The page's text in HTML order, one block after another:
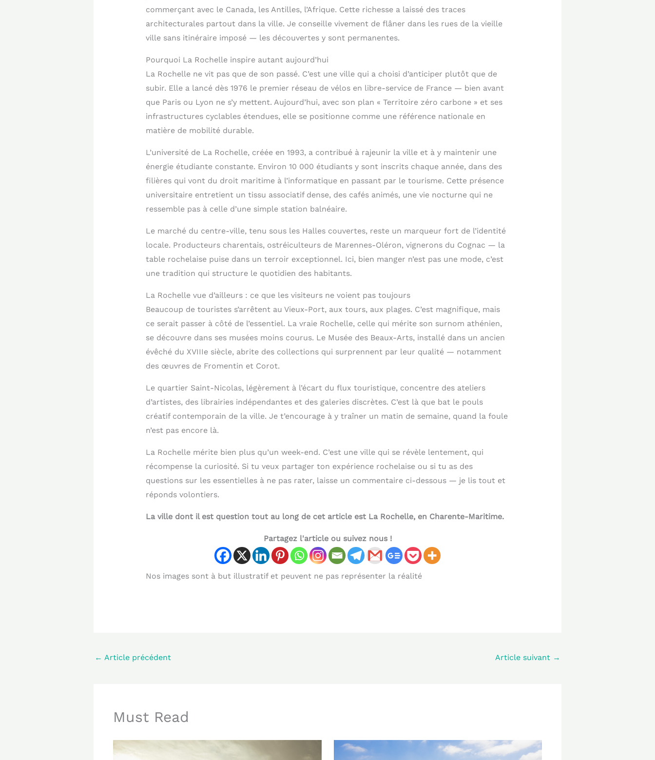
commerçant avec le Canada, les Antilles, l’Afrique. Cette richesse a laissé des traces
architecturales partout dans la ville. Je conseille vivement de flâner dans les rues de la vieille
ville sans itinéraire imposé — les découvertes y sont permanentes.
Pourquoi La Rochelle inspire autant aujourd’hui
La Rochelle ne vit pas que de son passé. C’est une ville qui a choisi d’anticiper plutôt que de
subir. Elle a lancé dès 1976 le premier réseau de vélos en libre-service de France — bien avant
que Paris ou Lyon ne s’y mettent. Aujourd’hui, avec son plan « Territoire zéro carbone » et ses
infrastructures cyclables étendues, elle se positionne comme une référence nationale en
matière de mobilité durable.
L’université de La Rochelle, créée en 1993, a contribué à rajeunir la ville et à y maintenir une
énergie étudiante constante. Environ 10 000 étudiants y sont inscrits chaque année, dans des
filières qui vont du droit maritime à l’informatique en passant par le tourisme. Cette présence
universitaire entretient un tissu associatif dense, des cafés animés, une vie nocturne qui ne
ressemble pas à celle d’une simple station balnéaire.
Le marché du centre-ville, tenu sous les Halles couvertes, reste un marqueur fort de l’identité
locale. Producteurs charentais, ostréiculteurs de Marennes-Oléron, vignerons du Cognac — la
table rochelaise puise dans un terroir exceptionnel. Ici, bien manger n’est pas une mode, c’est
une tradition qui structure le quotidien des habitants.
La Rochelle vue d’ailleurs : ce que les visiteurs ne voient pas toujours
Beaucoup de touristes s’arrêtent au Vieux-Port, aux tours, aux plages. C’est magnifique, mais
ce serait passer à côté de l’essentiel. La vraie Rochelle, celle qui mérite son surnom athénien,
se découvre dans ses musées moins courus. Le Musée des Beaux-Arts, installé dans un ancien
évêché du XVIIIe siècle, abrite des collections qui surprennent par leur qualité — notamment
des œuvres de Fromentin et Corot.
Le quartier Saint-Nicolas, légèrement à l’écart du flux touristique, concentre des ateliers
d’artistes, des librairies indépendantes et des galeries discrètes. C’est là que bat le pouls
créatif contemporain de la ville. Je t’encourage à y traîner un matin de semaine, quand la foule
n’est pas encore là.
La Rochelle mérite bien plus qu’un week-end. C’est une ville qui se révèle lentement, qui
récompense la curiosité. Si tu veux partager ton expérience rochelaise ou si tu as des
questions sur les essentielles à ne pas rater, laisse un commentaire ci-dessous — je lis tout et
réponds volontiers.
La ville dont il est question tout au long de cet article est La Rochelle, en Charente-Maritime.
Partagez l'article ou suivez nous !
Nos images sont à but illustratif et peuvent ne pas représenter la réalité
← Article précédent Article suivant →
Must Read